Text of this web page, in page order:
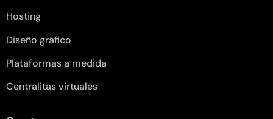
Hosting
Diseño gráfico
Plataformas a medida
Centralitas virtuales